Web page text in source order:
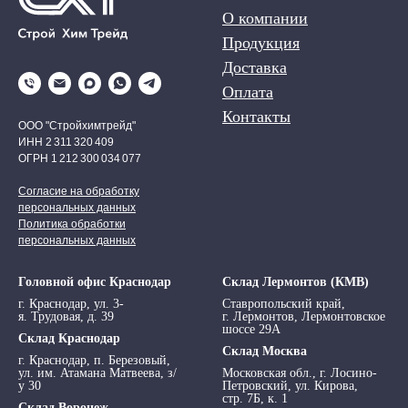
ООО "Стройхимтрейд"
ИНН 2 311 320 409
ОГРН 1 212 300 034 077
Согласие на обработку
персональных данных
Политика обработки
персональных данных
О компании
Продукция
Доставка
Оплата
Контакты
Головной офис Краснодар
г. Краснодар, ул. 3-
я. Трудовая, д. 39
Склад Краснодар
г. Краснодар, п. Березовый,
ул. им. Атамана Матвеева, з/
у 30
Склад Лермонтов (КМВ)
Ставропольский край,
г. Лермонтов, Лермонтовское
шоссе 29А
Склад Москва
Московская обл., г. Лосино-
Петровский, ул. Кирова,
стр. 7Б, к. 1